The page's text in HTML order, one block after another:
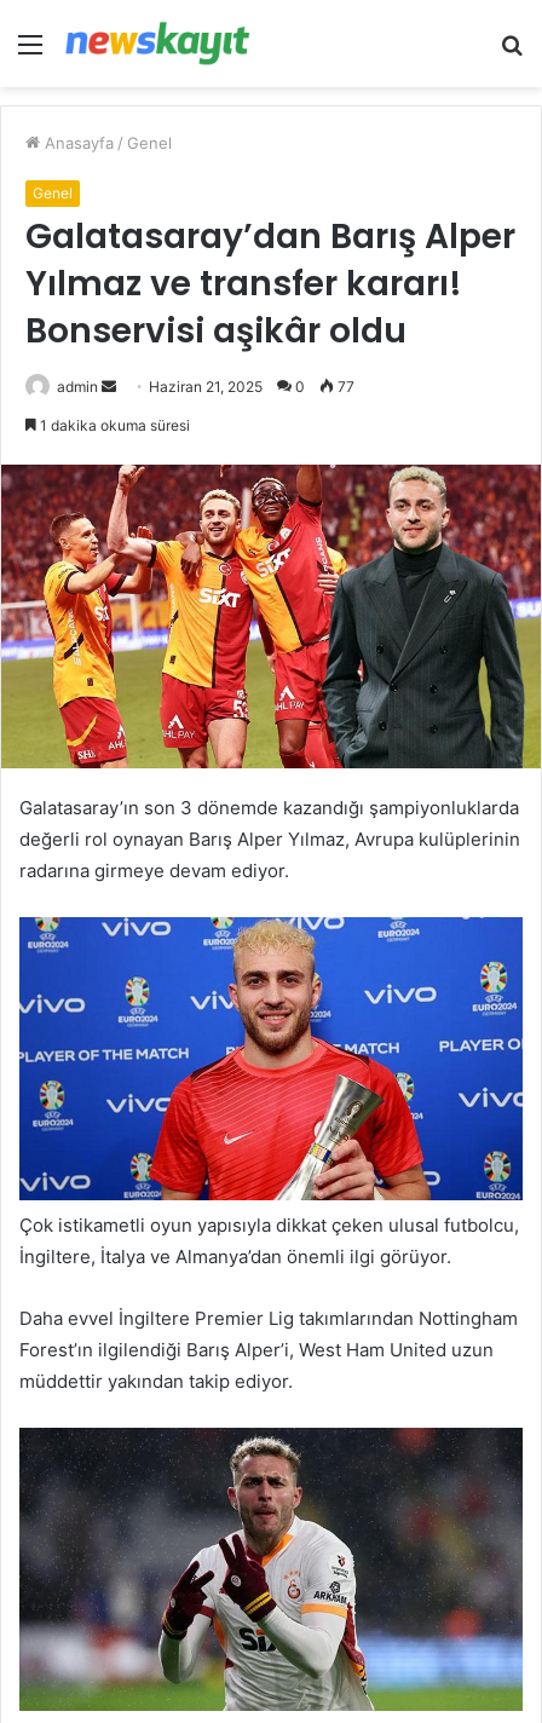
Menü
Anasayfa / Genel
Genel
Galatasaray’dan Barış Alper
Yılmaz ve transfer kararı!
Bonservisi aşikâr oldu
admin
Bir
göndermek
Haziran 21, 2025 0 77
1 dakika okuma süresi
Galatasaray’ın son 3 dönemde kazandığı şampiyonluklarda
değerli rol oynayan Barış Alper Yılmaz, Avrupa kulüplerinin
radarına girmeye devam ediyor.
Çok istikametli oyun yapısıyla dikkat çeken ulusal futbolcu,
İngiltere, İtalya ve Almanya’dan önemli ilgi görüyor.
Daha evvel İngiltere Premier Lig takımlarından Nottingham
Forest’ın ilgilendiği Barış Alper’i, West Ham United uzun
müddettir yakından takip ediyor.